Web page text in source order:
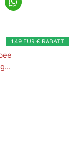
1,49 EUR € RABATT